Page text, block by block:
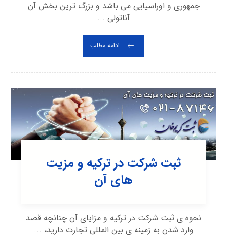
جمهوری و اوراسیایی می باشد و بزرگ ترین بخش آن
آناتولی ...
ادامه مطلب
ثبت شرکت در ترکیه و مزیت
های آن
نحوه ی ثبت شرکت در ترکیه و مزایای آن چنانچه قصد
وارد شدن به زمینه ی بین المللی تجارت دارید، ...